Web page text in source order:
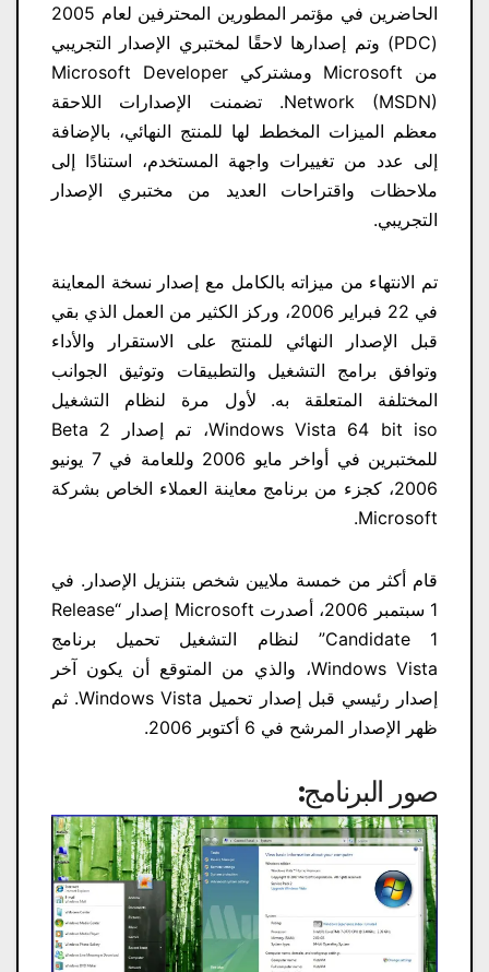
الحاضرين في مؤتمر المطورين المحترفين لعام 2005
(PDC) وتم إصدارها لاحقًا لمختبري الإصدار التجريبي
من Microsoft ومشتركي Microsoft Developer
Network (MSDN). تضمنت الإصدارات اللاحقة
معظم الميزات المخطط لها للمنتج النهائي، بالإضافة
إلى عدد من تغييرات واجهة المستخدم، استنادًا إلى
ملاحظات واقتراحات العديد من مختبري الإصدار
التجريبي.
تم الانتهاء من ميزاته بالكامل مع إصدار نسخة المعاينة
في 22 فبراير 2006، وركز الكثير من العمل الذي بقي
قبل الإصدار النهائي للمنتج على الاستقرار والأداء
وتوافق برامج التشغيل والتطبيقات وتوثيق الجوانب
المختلفة المتعلقة به. لأول مرة لنظام التشغيل
Windows Vista 64 bit iso​، تم إصدار Beta 2
للمختبرين في أواخر مايو 2006 وللعامة في 7 يونيو
2006، كجزء من برنامج معاينة العملاء الخاص بشركة
Microsoft.
قام أكثر من خمسة ملايين شخص بتنزيل الإصدار. في
1 سبتمبر 2006، أصدرت Microsoft إصدار “Release
Candidate 1” لنظام التشغيل تحميل برنامج
Windows Vista​، والذي من المتوقع أن يكون آخر
إصدار رئيسي قبل إصدار تحميل Windows Vista​. ثم
ظهر الإصدار المرشح في 6 أكتوبر 2006.
صور البرنامج: